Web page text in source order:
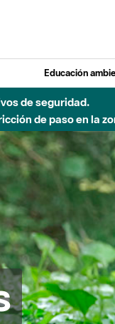
Educación
de seguridad.
de paso en la